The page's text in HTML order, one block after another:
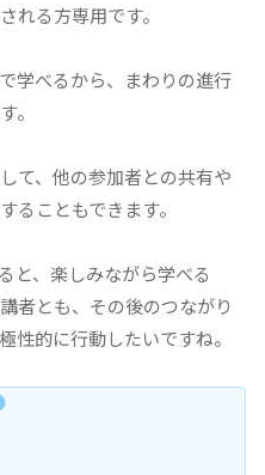
れる方専用です。
学べるから、まわりの進行
。
て、他の参加者との共有や
ることもできます。
と、楽しみながら学べる
者とも、その後のつながり
性的に行動したいですね。